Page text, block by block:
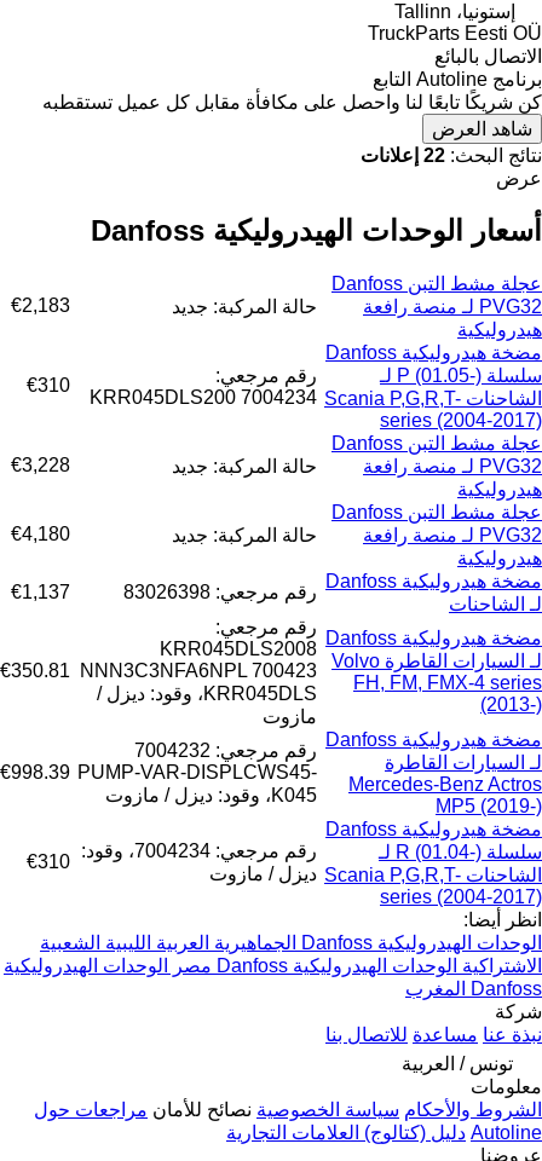
إستونيا، Tallinn
TruckParts Eesti OÜ
الاتصال بالبائع
برنامج Autoline التابع
كن شريكًا تابعًا لنا واحصل على مكافأة مقابل كل عميل تستقطبه
شاهد العرض
نتائج البحث: 22 إعلانات
عرض
أسعار الوحدات الهيدروليكية Danfoss
عجلة مشط التبن Danfoss
PVG32 لـ منصة رافعة
هيدروليكية
حالة المركبة: جديد €2,183
مضخة هيدروليكية Danfoss
سلسلة P (01.05-) لـ
الشاحنات Scania P,G,R,T-
series (2004-2017)
رقم مرجعي:
KRR045DLS200 7004234
€310
عجلة مشط التبن Danfoss
PVG32 لـ منصة رافعة
هيدروليكية
حالة المركبة: جديد €3,228
عجلة مشط التبن Danfoss
PVG32 لـ منصة رافعة
هيدروليكية
حالة المركبة: جديد €4,180
مضخة هيدروليكية Danfoss
لـ الشاحنات
رقم مرجعي: 83026398 €1,137
مضخة هيدروليكية Danfoss
لـ السيارات القاطرة Volvo
FH, FM, FMX-4 series
(2013-)
رقم مرجعي:
KRR045DLS2008
NNN3C3NFA6NPL 700423
KRR045DLS، وقود: ديزل /
مازوت
€350.81
مضخة هيدروليكية Danfoss
لـ السيارات القاطرة
Mercedes-Benz Actros
MP5 (2019-)
رقم مرجعي: 7004232
PUMP-VAR-DISPLCWS45-
K045، وقود: ديزل / مازوت
€998.39
مضخة هيدروليكية Danfoss
سلسلة R (01.04-) لـ
الشاحنات Scania P,G,R,T-
series (2004-2017)
رقم مرجعي: 7004234، وقود:
ديزل / مازوت
€310
انظر أيضا:
الوحدات الهيدروليكية Danfoss الجماهيرية العربية الليبية الشعبية
الاشتراكية الوحدات الهيدروليكية Danfoss مصر
الوحدات الهيدروليكية
Danfoss المغرب
شركة
نبذة عنا مساعدة للاتصال بنا
تونس / العربية
معلومات
الشروط والأحكام سياسة الخصوصية نصائح للأمان مراجعات حول
Autoline دليل (كتالوج) العلامات التجارية
عروضنا